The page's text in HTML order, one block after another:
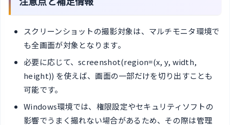
スクリーンショットの撮影対象は、マルチモニタ環境で
も全画面が対象となります。
必要に応じて、screenshot(region=(x, y, width,
height)) を使えば、画面の一部だけを切り出すことも
可能です。
Windows環境では、権限設定やセキュリティソフトの
影響でうまく撮れない場合があるため、その際は管理